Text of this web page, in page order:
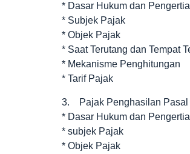
* Dasar Hukum dan
* Subjek Pajak
* Objek Pajak
* Saat Terutang dan Tempat
* Mekanisme Penghitungan
* Tarif Pajak
3. Pajak Penghasilan Pasal
* Dasar Hukum dan
* subjek Pajak
* Objek Pajak